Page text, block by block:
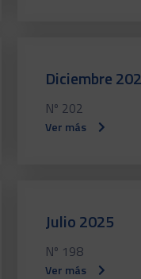
Diciembre
Nº 202
Ver más
Julio 2025
Nº 198
Ver más